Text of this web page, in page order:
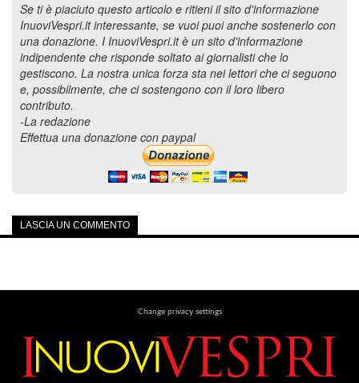
Se ti è piaciuto questo articolo e ritieni il sito d'informazione
InuoviVespri.it interessante, se vuoi puoi anche sostenerlo con
una donazione. I InuoviVespri.it è un sito d'informazione
indipendente che risponde soltato ai giornalisti che lo
gestiscono. La nostra unica forza sta nei lettori che ci seguono
e, possibilmente, che ci sostengono con il loro libero
contributo.
-La redazione
Effettua una donazione con paypal
LASCIA UN COMMENTO
Change privacy settings